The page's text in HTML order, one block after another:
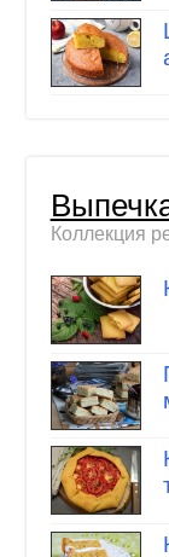
Коллекция